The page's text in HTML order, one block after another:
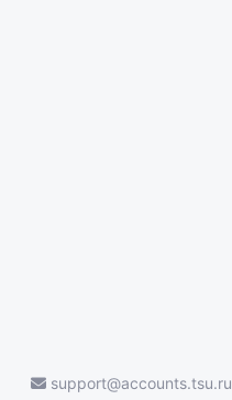
support@accounts.tsu.ru